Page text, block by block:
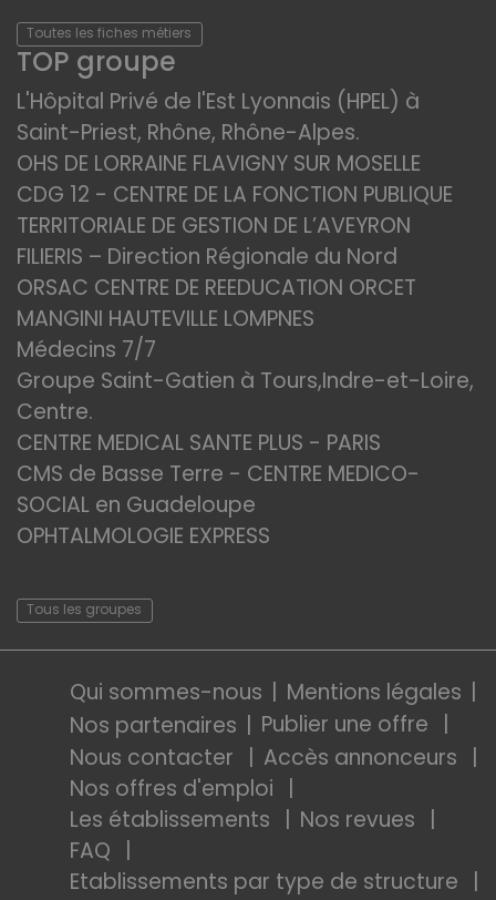
Toutes les fiches métiers
TOP groupe
L'Hôpital Privé de l'Est Lyonnais (HPEL) à
Saint-Priest, Rhône, Rhône-Alpes.
OHS DE LORRAINE FLAVIGNY SUR MOSELLE
CDG 12 - CENTRE DE LA FONCTION PUBLIQUE
TERRITORIALE DE GESTION DE L’AVEYRON
FILIERIS – Direction Régionale du Nord
ORSAC CENTRE DE REEDUCATION ORCET
MANGINI HAUTEVILLE LOMPNES
Médecins 7/7
Groupe Saint-Gatien à Tours,Indre-et-Loire,
Centre.
CENTRE MEDICAL SANTE PLUS - PARIS
CMS de Basse Terre - CENTRE MEDICO-
SOCIAL en Guadeloupe
OPHTALMOLOGIE EXPRESS
Tous les groupes
Qui sommes-nous
Mentions légales
Nos partenaires
Publier une offre
Nous contacter
Accès annonceurs
Nos offres d'emploi
Les établissements
Nos revues
FAQ
Etablissements par type de structure